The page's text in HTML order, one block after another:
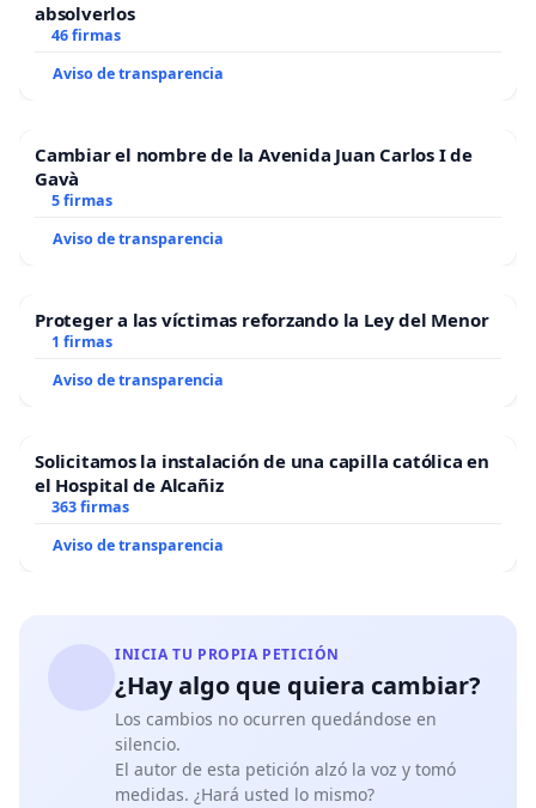
absolverlos
46 firmas
Aviso de transparencia
Cambiar el nombre de la Avenida Juan Carlos I de
Gavà
5 firmas
Aviso de transparencia
Proteger a las víctimas reforzando la Ley del Menor
1 firmas
Aviso de transparencia
Solicitamos la instalación de una capilla católica en
el Hospital de Alcañiz
363 firmas
Aviso de transparencia
INICIA TU PROPIA PETICIÓN
¿Hay algo que quiera cambiar?
Los cambios no ocurren quedándose en
silencio.
El autor de esta petición alzó la voz y tomó
medidas. ¿Hará usted lo mismo?